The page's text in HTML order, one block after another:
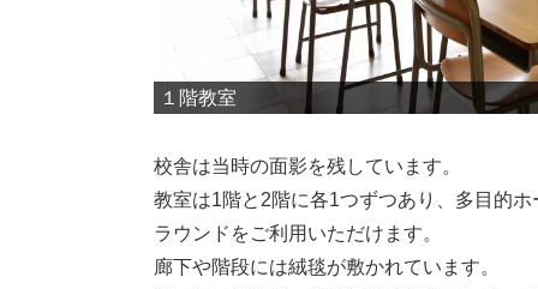
１階教室
校舎は当時の面影を残しています。
教室は1階と2階に各1つずつあり、多目的
ラウンドをご利用いただけます。
廊下や階段には絨毯が敷かれています。